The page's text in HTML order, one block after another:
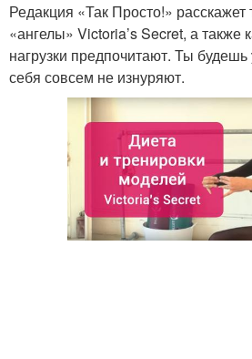
Редакция «Так Просто!»
«ангелы» Victoria’s Secret, а также
нагрузки предпочитают. Ты
себя совсем не изнуряют.